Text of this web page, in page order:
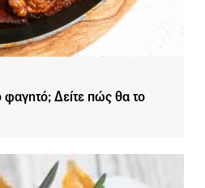
φαγητό; Δείτε πώς θα το